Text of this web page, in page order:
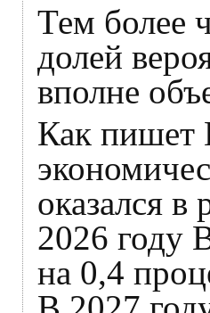
Тем более
долей
вполне
Как пишет
оказался в
2026 году
на 0,4